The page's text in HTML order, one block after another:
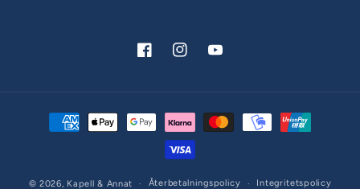
FacebookInstagramYouTube
Betalningsmetoder
© 2026, Kapell & Annat Återbetalningspolicy Integritetspolicy